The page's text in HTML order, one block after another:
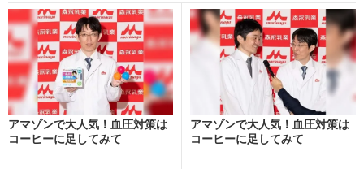
アマゾンで大人気！血圧対策は
コーヒーに足してみて
アマゾンで大人気！血圧対策は
コーヒーに足してみて